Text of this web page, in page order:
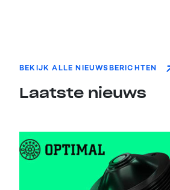
Laatste nieuws
BEKIJK ALLE NIEUWSBERICHTEN